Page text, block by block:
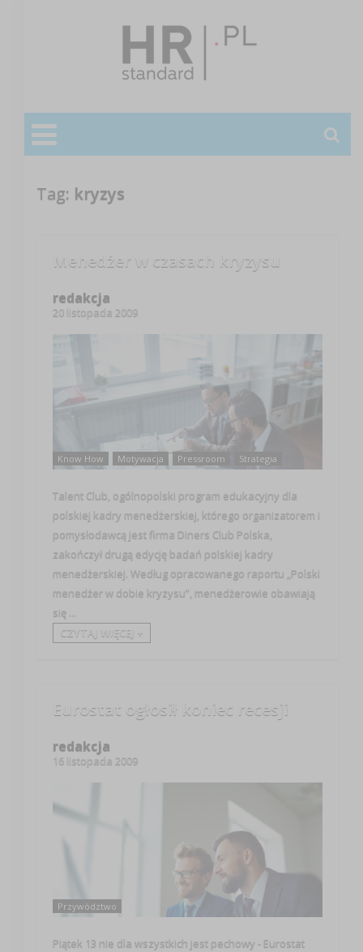
Tag: kryzys
Menedżer w czasach kryzysu
redakcja
20 listopada 2009
Know How Motywacja Pressroom Strategia
Talent Club, ogólnopolski program edukacyjny dla
polskiej kadry menedżerskiej, którego organizatorem i
pomysłodawcą jest firma Diners Club Polska,
zakończył drugą edycję badań polskiej kadry
menedżerskiej. Według opracowanego raportu „Polski
menedżer w dobie kryzysu”, menedżerowie obawiają
się ...
CZYTAJ WIĘCEJ +
Eurostat ogłosił koniec recesji
redakcja
16 listopada 2009
Przywództwo
Piątek 13 nie dla wszystkich jest pechowy - Eurostat